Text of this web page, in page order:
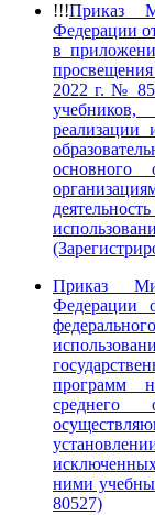
!!!Приказ
Федерации
в
2022 г. №
реализации
основного
Приказ
программ
среднего
ними
80527)